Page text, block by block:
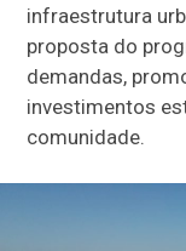
infraestrutura
proposta do
demandas,
investimentos
comunidade.